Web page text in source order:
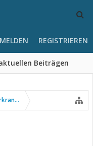
Beiträgen
REGISTRIEREN